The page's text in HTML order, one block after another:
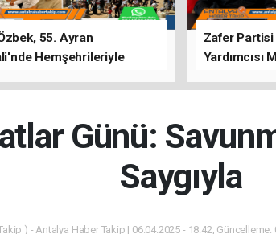
55. Ayran
Hemşehrileriyle
Zafer Partisi
Yardımcısı
Günü:
Saygıyla
) - Antalya Haber Takip | 06.04.2025 - 18:42, Güncelleme: